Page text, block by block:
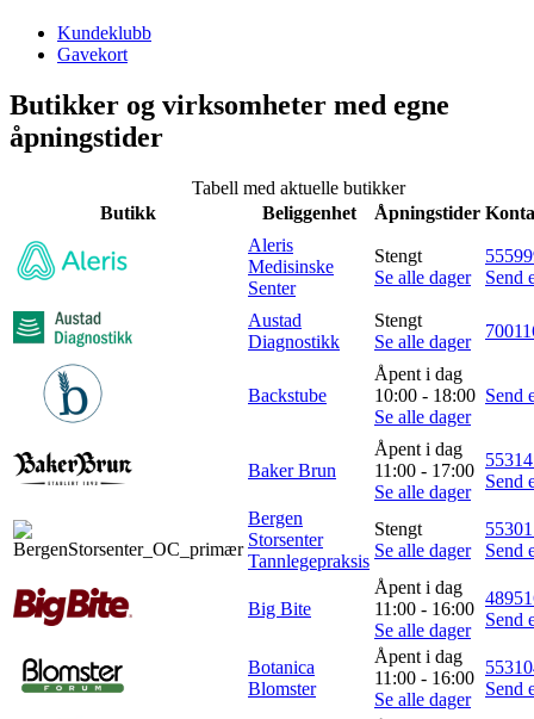
Åpningstider
Praktisk informasjon
Ledige stillinger
Magasin
Gavekort
Kundeklubb
Gavekort
Butikker og virksomheter med egne
åpningstider
Tabell med aktuelle butikker
Butikk
Beliggenhet Åpningstider
Aleris
Medisinske
Senter
Stengt
Se alle dager
Send
Austad
Diagnostikk
Stengt
Se alle dager
Backstube
Åpent i dag
10:00 - 18:00
Se alle dager
Send
Baker Brun
Åpent i dag
11:00 - 17:00
Se alle dager
Send
Bergen
Storsenter
Tannlegepraksis
Stengt
Se alle dager
Send
Big Bite
Åpent i dag
11:00 - 16:00
Se alle dager
Send
Botanica
Blomster
Åpent i dag
11:00 - 16:00
Se alle dager
Send